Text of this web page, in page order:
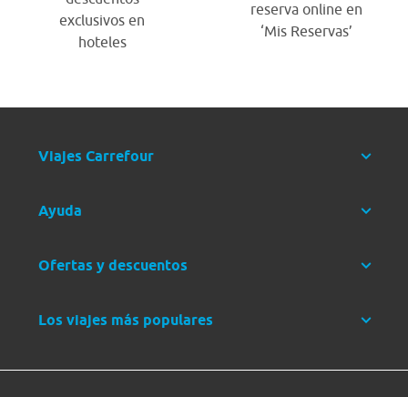
exclusivos en
hoteles
reserva online en
‘Mis Reservas’
Viajes Carrefour
Ayuda
Ofertas y descuentos
Los viajes más populares